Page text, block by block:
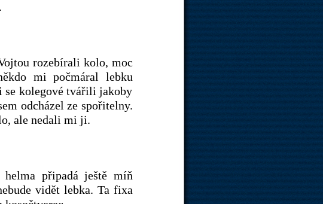
rozebírali kolo, moc
mi počmáral lebku
se kolegové tvářili jakoby
odcházel ze spořitelny.
ale nedali mi ji.
připadá ještě míň
vidět lebka. Ta fixa